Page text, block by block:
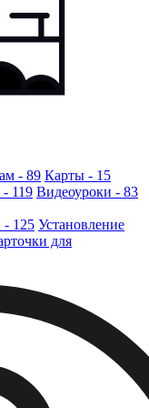
- 89 Карты - 15
- 119 Видеоуроки - 83
- 125 Установление
для